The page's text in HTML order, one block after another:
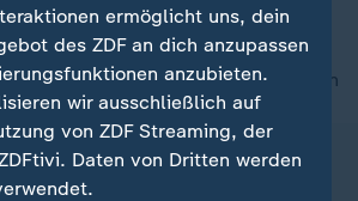
nach oben
ermöglicht uns, dein
des ZDF an dich anzupassen
anzubieten.
wir ausschließlich auf
von ZDF Streaming, der
Daten von Dritten werden